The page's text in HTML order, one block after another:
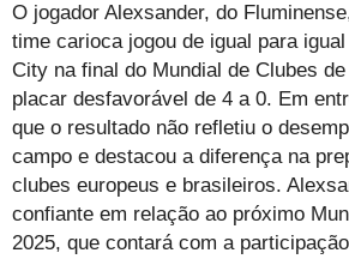
O jogador Alexsander, do
time carioca jogou de igual para
City na final do Mundial de Clubes
placar desfavorável de 4 a 0. Em
que o resultado não refletiu o
campo e destacou a diferença na
clubes europeus e brasileiros.
confiante em relação ao próximo
2025, que contará com a